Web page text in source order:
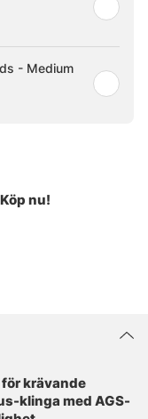
- Medium
Köp nu!
krävande
klinga med AGS-